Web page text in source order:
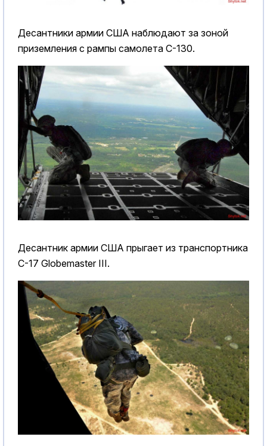
Десантники армии США наблюдают за зоной
приземления с рампы самолета C-130.
Десантник армии США прыгает из транспортника
C-17 Globemaster III.